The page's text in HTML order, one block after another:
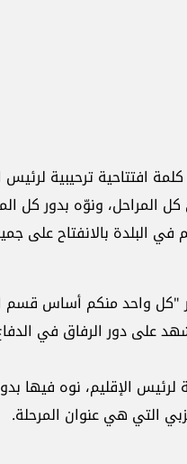
افتتاحية ترحيبية
المراحل، ونوّه بدور كل
البلدة بالانفتاح على
"كل واحد منكم أساس قسم
على دور الرفاق في
لرئيس الإقليم، نوه فيها
التي هي عنوان المرحلة.